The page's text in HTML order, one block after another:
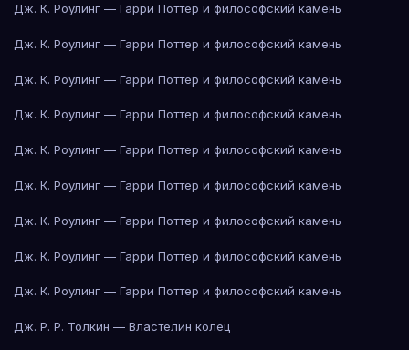
Дж. К. Роулинг — Гарри Поттер и философский камень
Дж. К. Роулинг — Гарри Поттер и философский камень
Дж. К. Роулинг — Гарри Поттер и философский камень
Дж. К. Роулинг — Гарри Поттер и философский камень
Дж. К. Роулинг — Гарри Поттер и философский камень
Дж. К. Роулинг — Гарри Поттер и философский камень
Дж. К. Роулинг — Гарри Поттер и философский камень
Дж. К. Роулинг — Гарри Поттер и философский камень
Дж. К. Роулинг — Гарри Поттер и философский камень
Дж. Р. Р. Толкин — Властелин колец